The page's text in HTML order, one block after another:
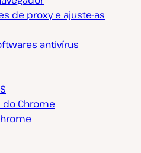
de proxy e ajuste-as
antivírus
Chrome